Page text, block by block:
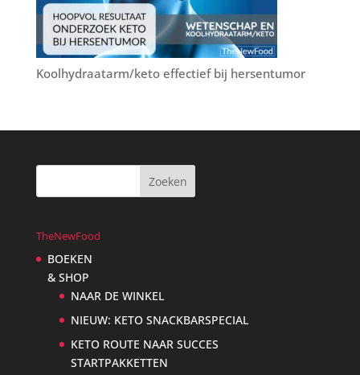
Koolhydraatarm/keto effectief bij hersentumor
TheNewFood
BOEKEN
& SHOP
NAAR DE WINKEL
NIEUW: KETO SNACKBARSPECIAL
KETO ROUTE NAAR SUCCES
STARTPAKKETTEN